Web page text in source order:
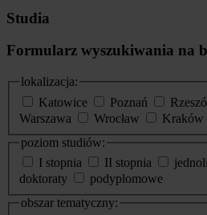
Studia
Formularz wyszukiwania na
lokalizacja:
Katowice
Poznań
Warszawa
Wrocław
Kraków
poziom studiów:
I stopnia
II stopnia
doktoraty
podyplomowe
obszar tematyczny: